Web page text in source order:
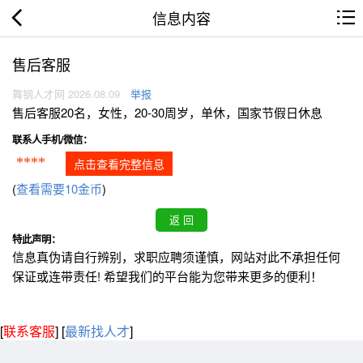
信息内容
售后客服
舞钢人才网 2026.08.09 举报
售后客服20名，女性，20-30周岁，单休，国家节假日休息
联系人手机/微信：
**** 点击查看完整信息
(查看需要10金币)
特此声明：
信息真伪请自行辨别，求职应聘须谨慎，网站对此不承担任何
保证或连带责任! 希望我们的平台能为您带来更多的便利！
[联系客服] [最新找人才]